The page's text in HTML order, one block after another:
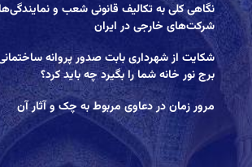
نگاهی کلی به تکالیف قانونی شعب و
شرکت‌های خارجی در ایران
شکایت از شهرداری بابت صدور پروانه
برج نور خانه شما را بگیرد چه باید کرد؟
مرور زمان در دعاوی مربوط به چک و آثار آن